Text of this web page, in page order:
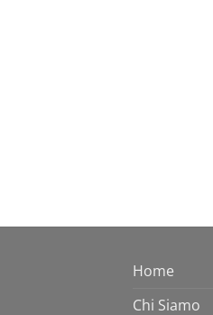
Home
Chi Siamo